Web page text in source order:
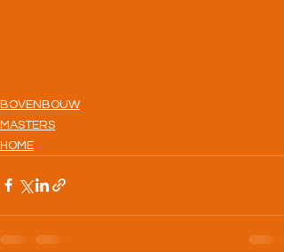
BOVENBOUW
MASTERS
HOME